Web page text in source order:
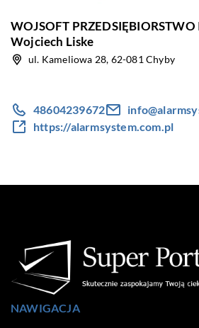
WOJSOFT
Wojciech Liske
ul. Kameliowa 28, 62-081 Chyby
48604239672
https://alarmsystem.com.pl
NAWIGACJA